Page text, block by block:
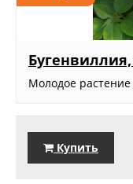
Молодое растение
Купить